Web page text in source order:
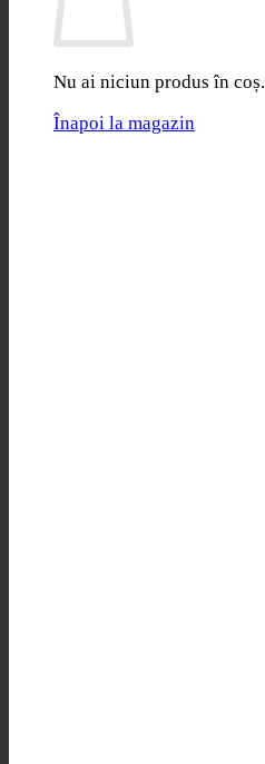
Nu ai niciun produs în coș.
Înapoi la magazin